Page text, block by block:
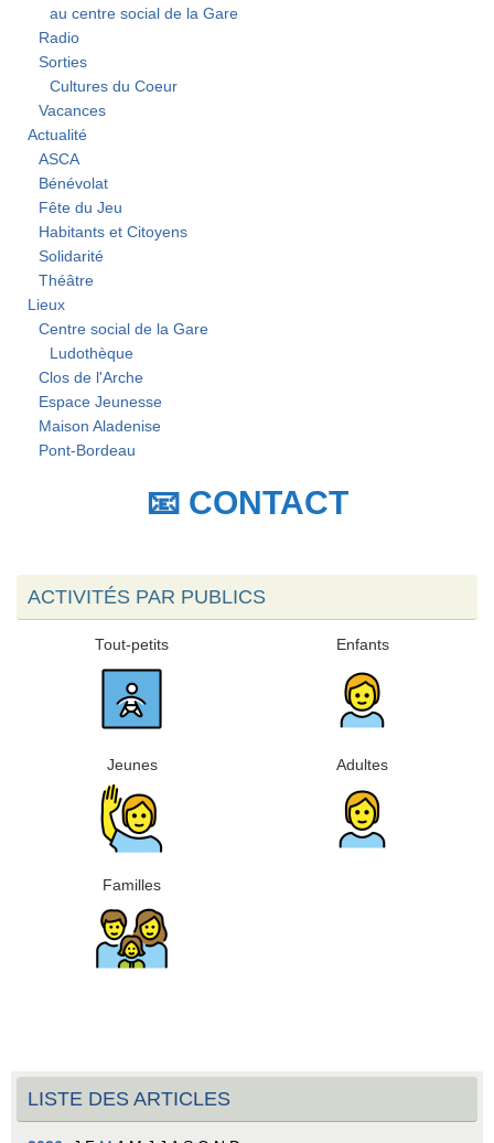
au centre social de la Gare
Radio
Sorties
Cultures du Coeur
Vacances
Actualité
ASCA
Bénévolat
Fête du Jeu
Habitants et Citoyens
Solidarité
Théâtre
Lieux
Centre social de la Gare
Ludothèque
Clos de l'Arche
Espace Jeunesse
Maison Aladenise
Pont-Bordeau
📧 CONTACT
ACTIVITÉS PAR PUBLICS
Tout-petits Enfants
Jeunes Adultes
Familles
LISTE DES ARTICLES